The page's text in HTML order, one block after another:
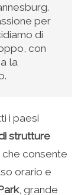
per
di
con
la
i paesi
strutture
consente
orario e
, grande